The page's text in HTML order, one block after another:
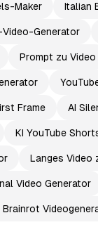
Maker Italian
Video-Generator
Prompt zu Video
Frame AI
KI YouTube
Langes Video
Video Generator
Brainrot